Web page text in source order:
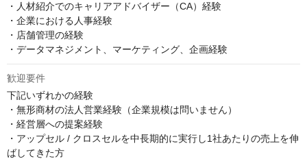
・人材紹介でのキャリアアドバイザー（CA）経験
・企業における人事経験
・店舗管理の経験
・データマネジメント、マーケティング、企画経験
歓迎要件
下記いずれかの経験
・無形商材の法人営業経験（企業規模は問いません）
・経営層への提案経験
・アップセル / クロスセルを中長期的に実行し1社あたりの売上を伸
ばしてきた方